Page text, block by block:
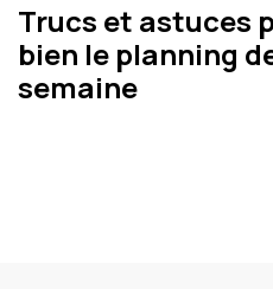
Trucs et astuces
bien le planning
semaine